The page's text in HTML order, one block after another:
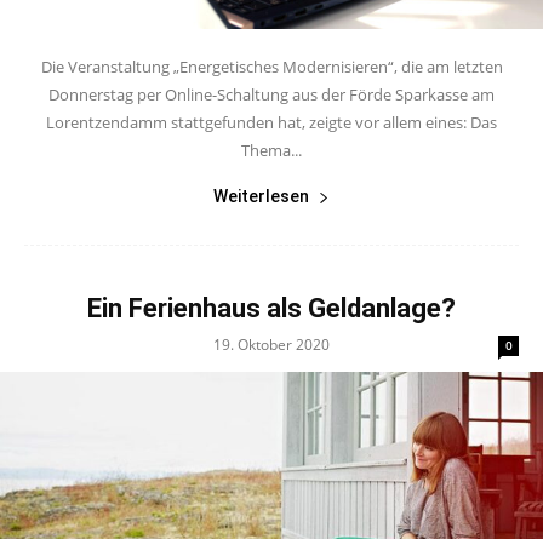
Die Veranstaltung „Energetisches Modernisieren“, die am letzten
Donnerstag per Online-Schaltung aus der Förde Sparkasse am
Lorentzendamm stattgefunden hat, zeigte vor allem eines: Das
Thema...
Weiterlesen
Ein Ferienhaus als Geldanlage?
19. Oktober 2020 0